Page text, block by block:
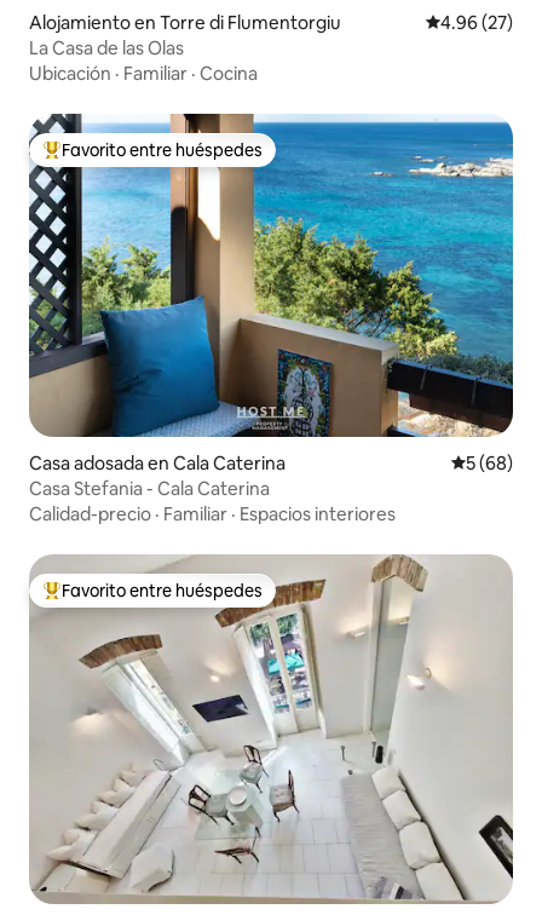
Alojamiento en Torre di Flumentorgiu Calificación
4.96 (27)
La Casa de las Olas
Ubicación · Familiar · Cocina
Favorito entre huéspedes preferido
Favorito entre huéspedes
Casa adosada en Cala Caterina
5 (68)
Casa Stefania - Cala Caterina
Calidad-precio · Familiar · Espacios interiores
Favorito entre huéspedes preferido
Favorito entre huéspedes